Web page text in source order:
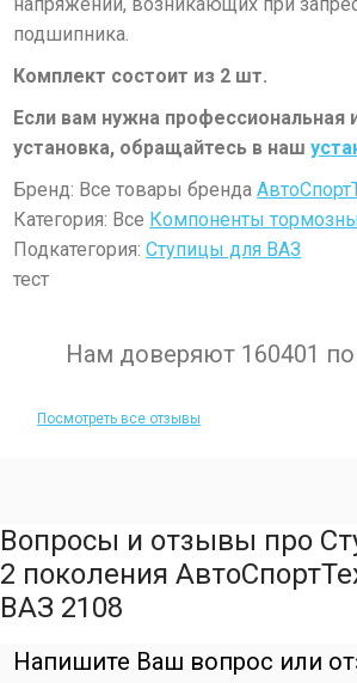
подшипника.
Комплект состоит из 2 шт.
Если вам нужна профессиональная
установка, обращайтесь в наш
Бренд: Все товары бренда
Категория: Все Компоненты
Подкатегория:Ступицы для ВАЗ
тест
Нам доверяют 160401
Посмотреть все отзывы
Вопросы и отзывы про
2 поколения
ВАЗ 2108
Напишите Ваш вопрос или